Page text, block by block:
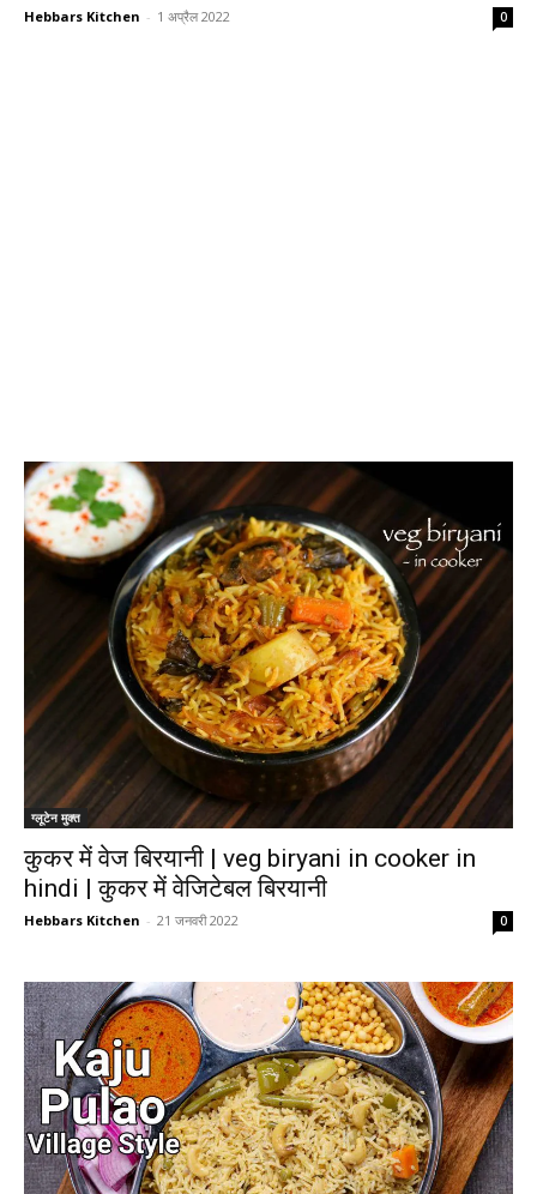
Hebbars Kitchen - 1 अप्रैल 2022 0
ग्लूटेन मुक्त
कुकर में वेज बिरयानी | veg biryani in cooker in
hindi | कुकर में वेजिटेबल बिरयानी
Hebbars Kitchen - 21 जनवरी 2022 0